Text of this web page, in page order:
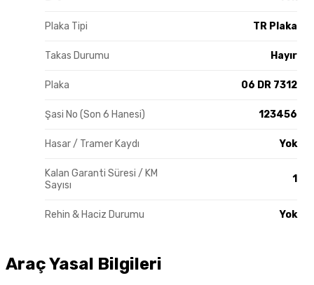
Plaka Tipi TR Plaka
Takas Durumu Hayır
Plaka 06 DR 7312
Şasi No (Son 6 Hanesi) 123456
Hasar / Tramer Kaydı Yok
Kalan Garanti Süresi / KM
Sayısı
1
Rehin & Haciz Durumu Yok
Araç Yasal Bilgileri